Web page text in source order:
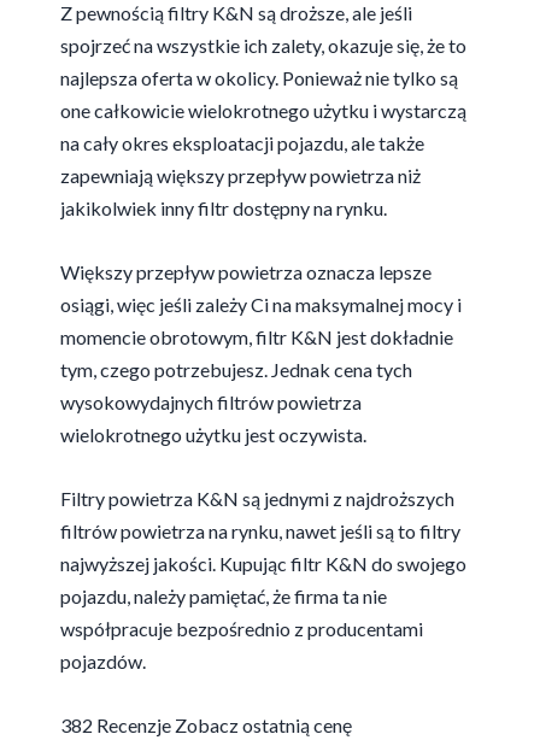
Z pewnością filtry K&N są droższe, ale jeśli
spojrzeć na wszystkie ich zalety, okazuje się, że to
najlepsza oferta w okolicy. Ponieważ nie tylko są
one całkowicie wielokrotnego użytku i wystarczą
na cały okres eksploatacji pojazdu, ale także
zapewniają większy przepływ powietrza niż
jakikolwiek inny filtr dostępny na rynku.
Większy przepływ powietrza oznacza lepsze
osiągi, więc jeśli zależy Ci na maksymalnej mocy i
momencie obrotowym, filtr K&N jest dokładnie
tym, czego potrzebujesz. Jednak cena tych
wysokowydajnych filtrów powietrza
wielokrotnego użytku jest oczywista.
Filtry powietrza K&N są jednymi z najdroższych
filtrów powietrza na rynku, nawet jeśli są to filtry
najwyższej jakości. Kupując filtr K&N do swojego
pojazdu, należy pamiętać, że firma ta nie
współpracuje bezpośrednio z producentami
pojazdów.
382 Recenzje Zobacz ostatnią cenę